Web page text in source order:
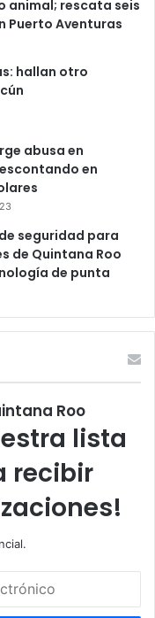
animal; rescata seis
Puerto Aventuras
hallan otro
abusa en
en
seguridad para
de Quintana Roo
de punta
Roo
lista
recibir